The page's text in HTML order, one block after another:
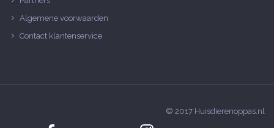
Algemene voorwaarden
Contact klantenservice
© 2017 Huisdierenoppas.nl